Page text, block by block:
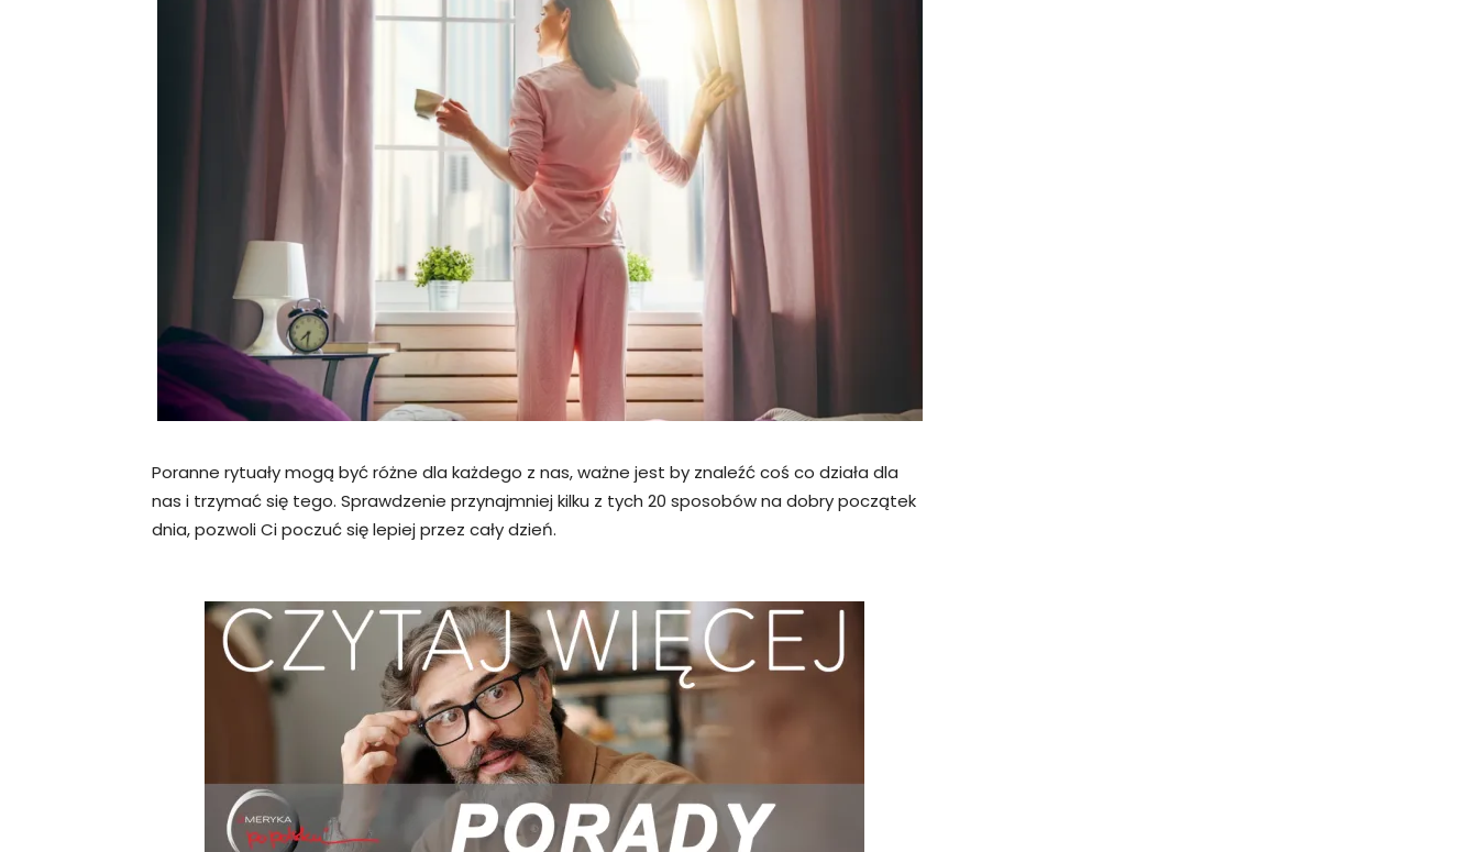
Poranne rytuały mogą być różne dla każdego z nas, ważne jest by znaleźć coś co działa dla
nas i trzymać się tego. Sprawdzenie przynajmniej kilku z tych 20 sposobów na dobry początek
dnia, pozwoli Ci poczuć się lepiej przez cały dzień.